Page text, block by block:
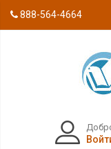
888-564-4664